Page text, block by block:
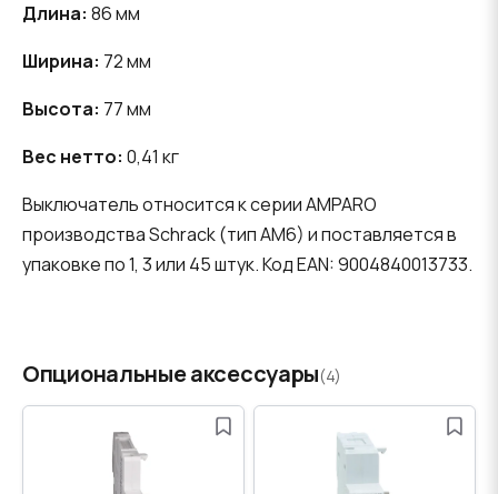
Длина: 86 мм
Ширина: 72 мм
Высота: 77 мм
Вес нетто: 0,41 кг
Выключатель относится к серии AMPARO
производства Schrack (тип AM6) и поставляется в
упаковке по 1, 3 или 45 штук. Код EAN: 9004840013733.
Опциональные аксессуары(4)